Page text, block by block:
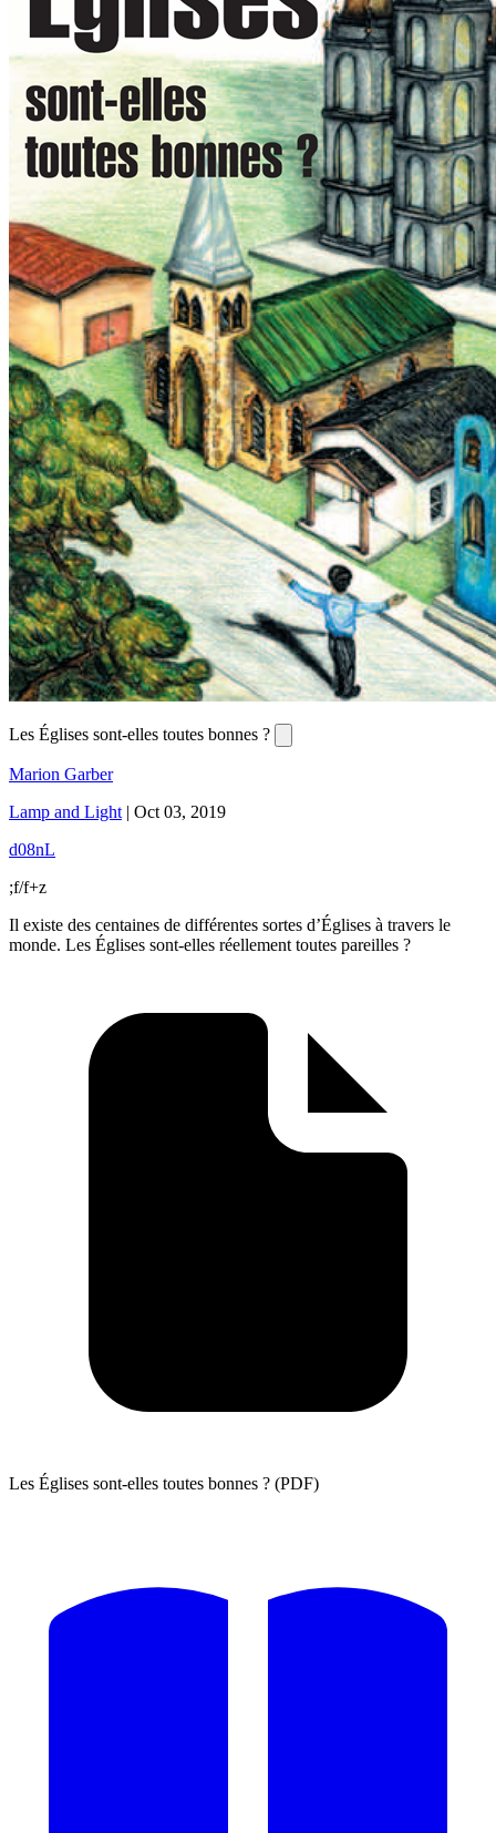
Les Églises sont-elles toutes bonnes ?
Marion Garber
Lamp and Light | Oct 03, 2019
d08nL
;f/f+z
Il existe des centaines de différentes sortes d’Églises à travers le
monde. Les Églises sont-elles réellement toutes pareilles ?
Les Églises sont-elles toutes bonnes ? (PDF)